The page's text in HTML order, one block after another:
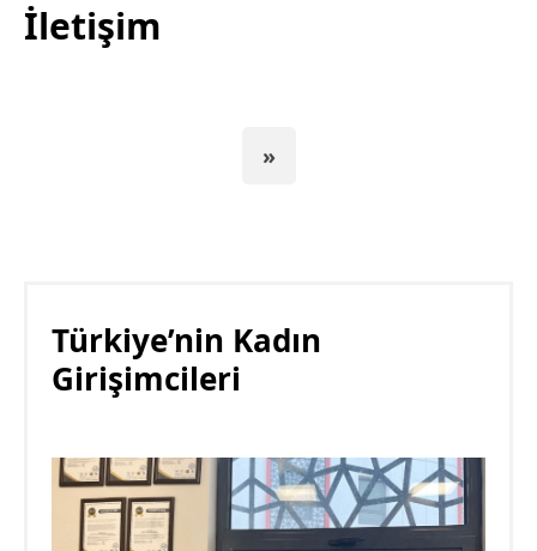
İletişim
»
Türkiye’nin Kadın
Girişimcileri